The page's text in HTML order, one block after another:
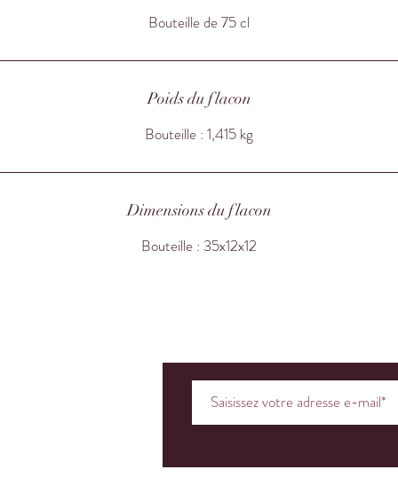
Bouteille de 75 cl
Poids du flacon
Bouteille : 1,415 kg
Dimensions du flacon
Bouteille : 35x12x12